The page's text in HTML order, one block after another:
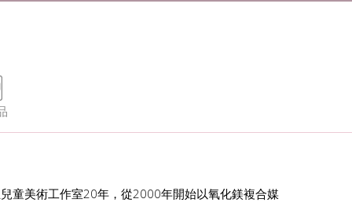
童美術工作室20年，從2000年開始以氧化鎂複合媒